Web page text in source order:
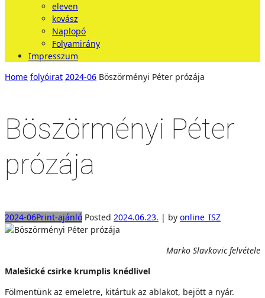
eleven
kovász
Naplopó
Folyamirány
Impresszum
Home folyóirat 2024-06 Böszörményi Péter prózája
Böszörményi Péter
prózája
2024-06Print-ajánló Posted 2024.06.23. | by online_ISZ
Marko Slavkovic felvétele
Malešické csirke krumplis knédlivel
Fölmentünk az emeletre, kitártuk az ablakot, bejött a nyár.